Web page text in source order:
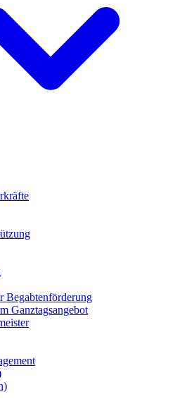
Begabtenförderung
Ganztagsangebot